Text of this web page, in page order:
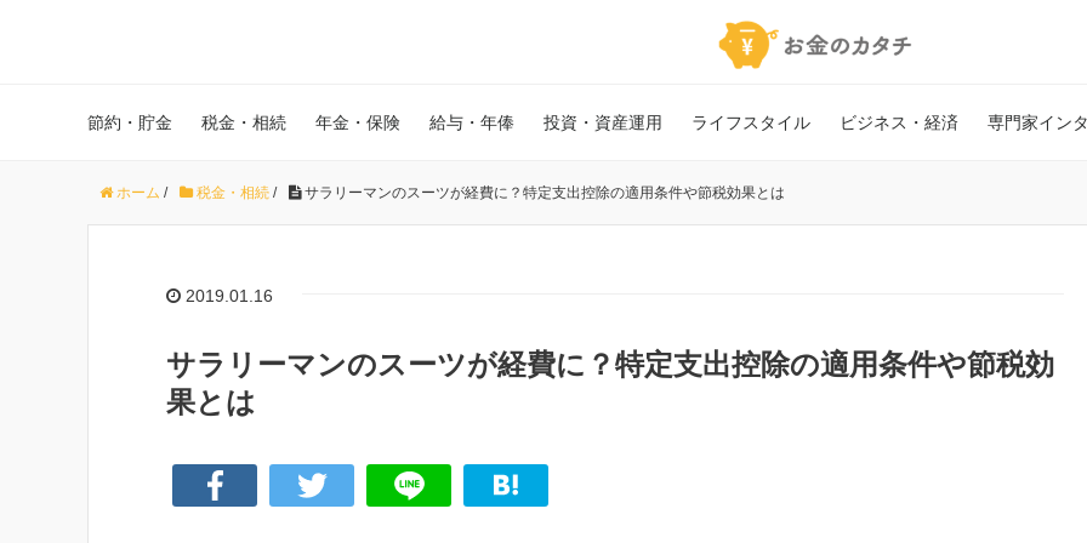
節約・貯金 税金・相続 年金・保険 給与・年俸 投資・資産運用 ライフスタイル ビジネス・経済 専門家イン
ホーム / 税金・相続 / サラリーマンのスーツが経費に？特定支出控除の適用条件や節税効果とは
2019.01.16
サラリーマンのスーツが経費に？特定支出控除の適用条件や節税効
果とは